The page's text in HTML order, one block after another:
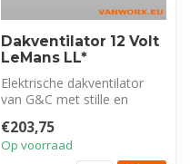
Dakventilator 12 Volt
LeMans LL*
Elektrische dakventilator
van G&C met stille en
Met 1...
€203,75
Op voorraad